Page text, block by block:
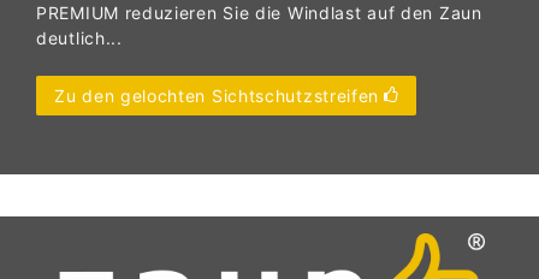
PREMIUM reduzieren Sie die Windlast auf den Zaun
deutlich...
Zu den gelochten Sichtschutzstreifen